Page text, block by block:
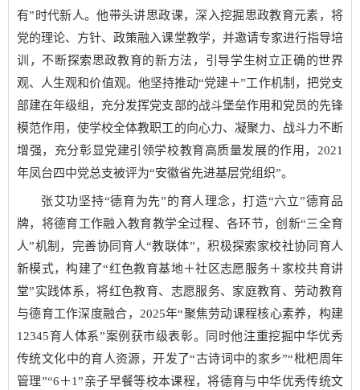
有”时代新人。他带头讲思政课，深入挖掘思政教育元素，将
党的理论、方针、政策融入课堂教学，并邀请专家进行指导培
训，不断探索思政教育的新方法，引导学生树立正确的世界
观、人生观和价值观。他坚持推动“党建＋”工作机制，把党支
部建在年级组，充分发挥党支部的战斗堡垒作用和党员的先锋
模范作用，使学校全体教职工的向心力、凝聚力、战斗力不断
增强，充分彰显党建引领学校教育高质量发展的作用，2021
年凤台四中党总支被评为“安徽省先进基层党组织”。
张艾功坚持“德育为先”的育人理念，打造“六立”德育品
牌，将德育工作融入教育教学全过程、各环节，创新“三全育
人”机制，完善协同育人“教联体”，积极探索家校社协同育人
新模式，构建了“红色教育基地＋社区志愿服务＋家校共育讲
堂”实践体系，将红色教育、志愿服务、家庭教育、劳动教育
与德育工作深度融合，2025年“聚焦劳动课程核心素养，构建
12345育人体系”案例获市级表彰。同时他注重挖掘中华优秀
传统文化中的育人资源，开发了“古诗词中的家乡”“枇杷周年
管理”“6＋1”亲子早餐等校本课程，将德育与中华优秀传统文